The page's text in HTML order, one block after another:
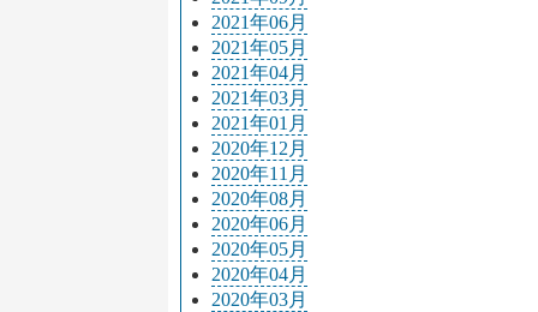
2021年06月
2021年05月
2021年04月
2021年03月
2021年01月
2020年12月
2020年11月
2020年08月
2020年06月
2020年05月
2020年04月
2020年03月